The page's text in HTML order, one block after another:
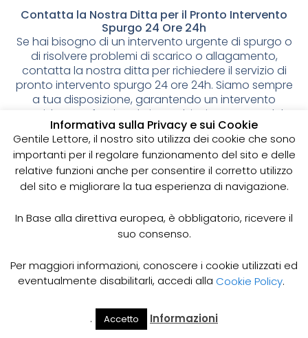
Contatta la Nostra Ditta per il Pronto Intervento
Spurgo 24 Ore 24h
Se hai bisogno di un intervento urgente di spurgo o
di risolvere problemi di scarico o allagamento,
contatta la nostra ditta per richiedere il servizio di
pronto intervento spurgo 24 ore 24h. Siamo sempre
a tua disposizione, garantendo un intervento
rapido e professionale in qualsiasi momento del
giorno o della notte. Contattaci subito per una
consulenza gratuita e un preventivo
personalizzato.
Spurgo pozzi neri: cos’è e
perché è importante
I pozzi neri sono delle strutture sotterranee utilizzate
soprattutto in zone dove non è disponibile un
sistema di smaltimento delle acque fognarie. Lo
per garantire il corretto funzionamento del sistema
e prevenire il rischio di allagamenti, cattivi odori e
Cerca Il Mio
Informativa sulla Privacy e sui Cookie
Gentile Lettore, il nostro sito utilizza dei cookie che sono
importanti per il regolare funzionamento del sito e delle
relative funzioni anche per consentire il corretto utilizzo
del sito e migliorare la tua esperienza di navigazione.
In Base alla direttiva europea, è obbligatorio, ricevere il
suo consenso.
Per maggiori informazioni, conoscere i cookie utilizzati ed
eventualmente disabilitarli, accedi alla Cookie Policy.
. Accetto Informazioni